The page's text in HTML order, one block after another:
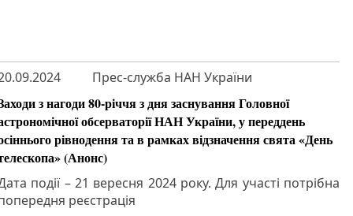
Прес-служба НАН України
з нагоди 80-річчя з дня заснування Головної
обсерваторії НАН України, у переддень
рівнодення та в рамках відзначення свята «День
(Анонс)
події – 21 вересня 2024 року. Для участі потрібна
реєстрація